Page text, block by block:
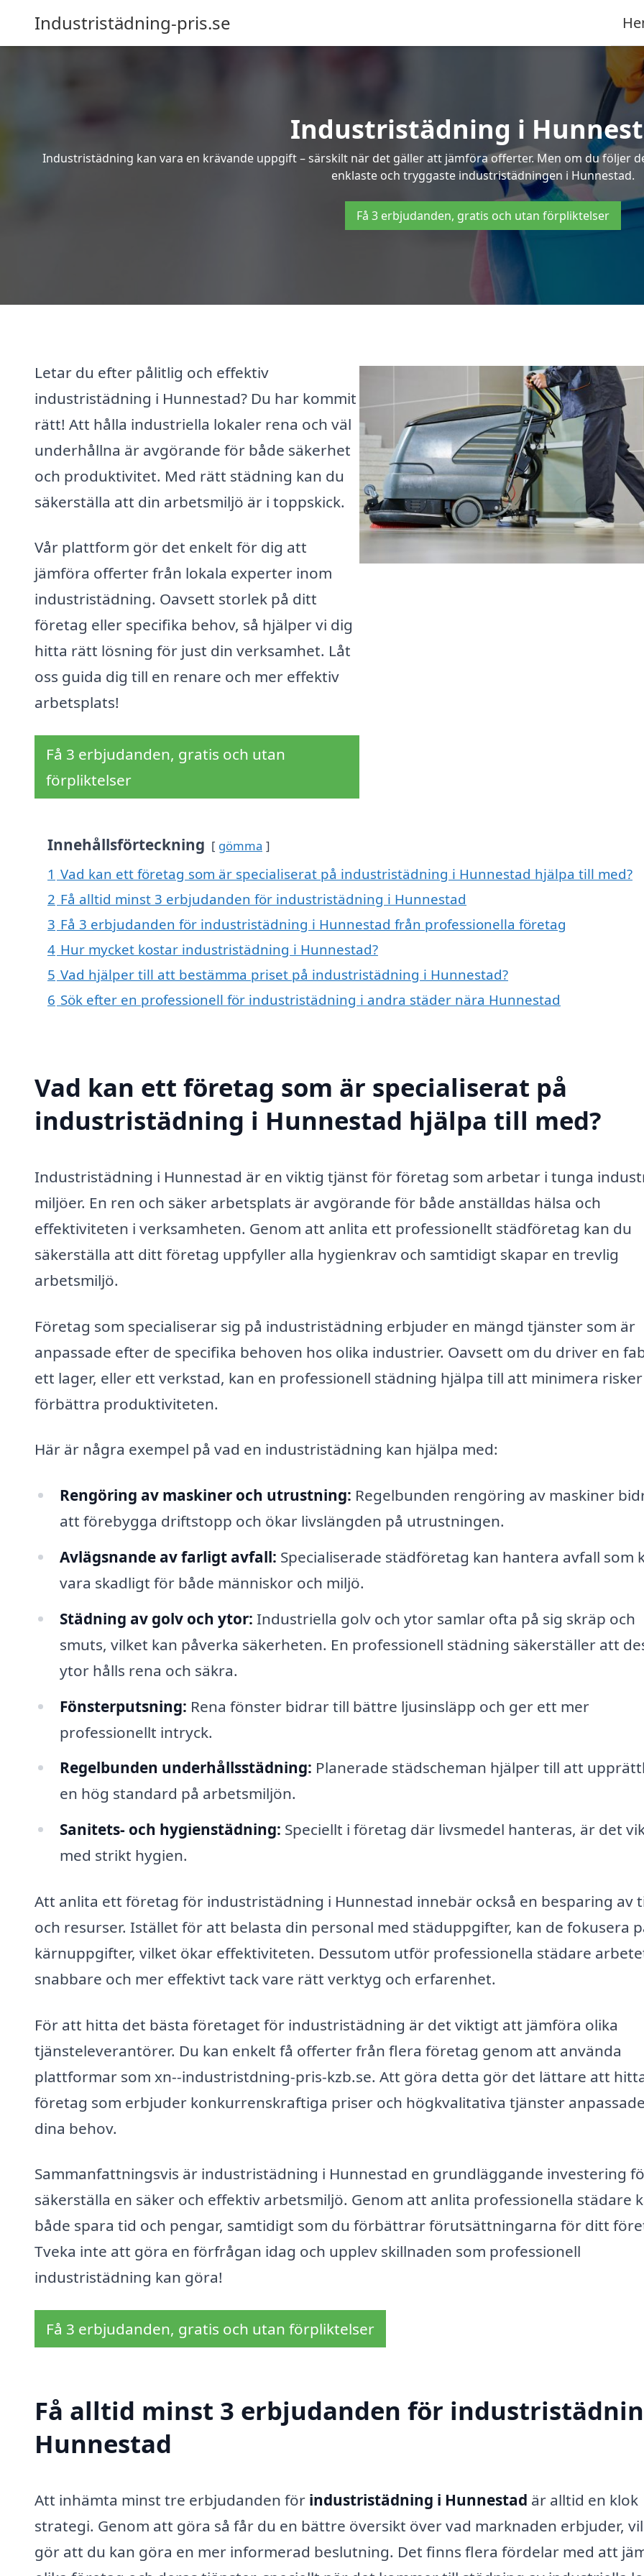
Industristädning-pris.se
Industristädning i
Industristädning kan vara en krävande uppgift – särskilt när det gäller att jämföra offerter. Men om du följer
enklaste och tryggaste industristädningen i Hunnestad.
Få 3 erbjudanden, gratis och utan förpliktelser
Letar du efter pålitlig och effektiv
industristädning i Hunnestad? Du har kommit
rätt! Att hålla industriella lokaler rena och väl
underhållna är avgörande för både säkerhet
och produktivitet. Med rätt städning kan du
säkerställa att din arbetsmiljö är i toppskick.
Vår plattform gör det enkelt för dig att
jämföra offerter från lokala experter inom
industristädning. Oavsett storlek på ditt
företag eller specifika behov, så hjälper vi dig
hitta rätt lösning för just din verksamhet. Låt
oss guida dig till en renare och mer effektiv
arbetsplats!
Få 3 erbjudanden, gratis och utan
förpliktelser
Innehållsförteckning gömma
1 Vad kan ett företag som är specialiserat på industristädning i Hunnestad hjälpa till med?
2 Få alltid minst 3 erbjudanden för industristädning i Hunnestad
3 Få 3 erbjudanden för industristädning i Hunnestad från professionella företag
4 Hur mycket kostar industristädning i Hunnestad?
5 Vad hjälper till att bestämma priset på industristädning i Hunnestad?
6 Sök efter en professionell för industristädning i andra städer nära Hunnestad
Vad kan ett företag som är specialiserat på
industristädning i Hunnestad hjälpa till med?
Industristädning i Hunnestad är en viktig tjänst för företag som arbetar i tunga
miljöer. En ren och säker arbetsplats är avgörande för både anställdas hälsa och
effektiviteten i verksamheten. Genom att anlita ett professionellt städföretag kan du
säkerställa att ditt företag uppfyller alla hygienkrav och samtidigt skapar en trevlig
arbetsmiljö.
Företag som specialiserar sig på industristädning erbjuder en mängd tjänster som är
anpassade efter de specifika behoven hos olika industrier. Oavsett om du driver en
ett lager, eller ett verkstad, kan en professionell städning hjälpa till att minimera
förbättra produktiviteten.
Här är några exempel på vad en industristädning kan hjälpa med:
Rengöring av maskiner och utrustning: Regelbunden rengöring av maskiner
att förebygga driftstopp och ökar livslängden på utrustningen.
Avlägsnande av farligt avfall: Specialiserade städföretag kan hantera avfall som
vara skadligt för både människor och miljö.
Städning av golv och ytor: Industriella golv och ytor samlar ofta på sig skräp och
smuts, vilket kan påverka säkerheten. En professionell städning säkerställer att
ytor hålls rena och säkra.
Fönsterputsning: Rena fönster bidrar till bättre ljusinsläpp och ger ett mer
professionellt intryck.
Regelbunden underhållsstädning: Planerade städscheman hjälper till att
en hög standard på arbetsmiljön.
Sanitets- och hygienstädning: Speciellt i företag där livsmedel hanteras, är det
med strikt hygien.
Att anlita ett företag för industristädning i Hunnestad innebär också en besparing av
och resurser. Istället för att belasta din personal med städuppgifter, kan de fokusera
kärnuppgifter, vilket ökar effektiviteten. Dessutom utför professionella städare
snabbare och mer effektivt tack vare rätt verktyg och erfarenhet.
För att hitta det bästa företaget för industristädning är det viktigt att jämföra olika
tjänsteleverantörer. Du kan enkelt få offerter från flera företag genom att använda
plattformar som xn--industristdning-pris-kzb.se. Att göra detta gör det lättare att
företag som erbjuder konkurrenskraftiga priser och högkvalitativa tjänster
dina behov.
Sammanfattningsvis är industristädning i Hunnestad en grundläggande investering
säkerställa en säker och effektiv arbetsmiljö. Genom att anlita professionella städare
både spara tid och pengar, samtidigt som du förbättrar förutsättningarna för ditt
Tveka inte att göra en förfrågan idag och upplev skillnaden som professionell
industristädning kan göra!
Få 3 erbjudanden, gratis och utan förpliktelser
Få alltid minst 3 erbjudanden för
Hunnestad
Att inhämta minst tre erbjudanden för industristädning i Hunnestad är alltid en klok
strategi. Genom att göra så får du en bättre översikt över vad marknaden erbjuder,
gör att du kan göra en mer informerad beslutning. Det finns flera fördelar med att